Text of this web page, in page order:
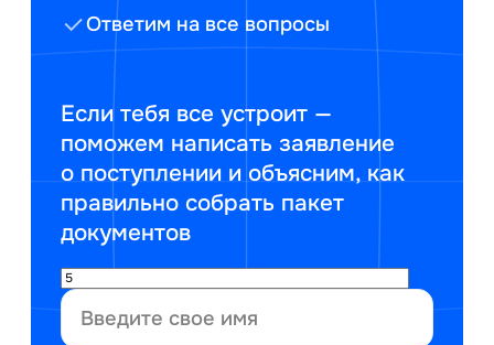
Ответим на все вопросы
Если тебя все устроит —
поможем написать заявление
о поступлении и объясним, как
правильно собрать пакет
документов